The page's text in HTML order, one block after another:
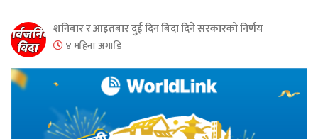
शनिबार र आइतबार दुई दिन बिदा दिने सरकारको निर्णय
४ महिना अगाडि